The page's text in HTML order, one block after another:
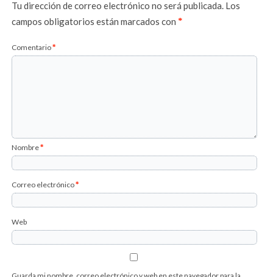
Tu dirección de correo electrónico no será publicada. Los
campos obligatorios están marcados con*
Comentario*
Nombre*
Correo electrónico*
Web